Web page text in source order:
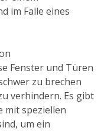
im Falle eines
Fenster und Türen
zu brechen
verhindern. Es gibt
mit speziellen
um ein